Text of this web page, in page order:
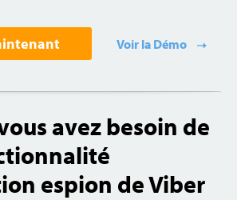
Voir la Démo
avez besoin de
espion de Viber